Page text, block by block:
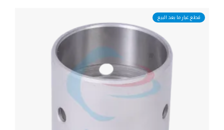
قطع غيار ما بعد البيع